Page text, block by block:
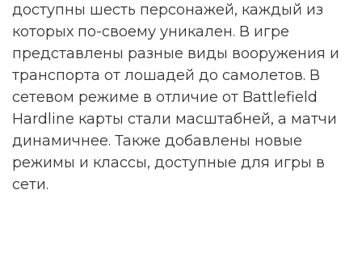
доступны шесть персонажей, каждый из
которых по-своему уникален. В игре
представлены разные виды вооружения и
транспорта от лошадей до самолетов. В
сетевом режиме в отличие от Battlefield
Hardline карты стали масштабней, а матчи
динамичнее. Также добавлены новые
режимы и классы, доступные для игры в
сети.